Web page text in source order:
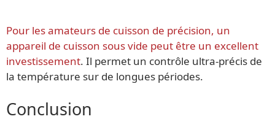
Pour les amateurs de cuisson de précision, un
appareil de cuisson sous vide peut être un excellent
investissement. Il permet un contrôle ultra-précis de
la température sur de longues périodes.
Conclusion